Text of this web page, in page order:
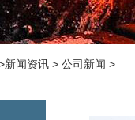
新闻资讯 > 公司新闻 >